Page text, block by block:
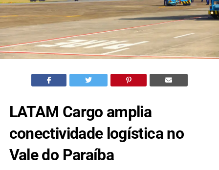
LATAM Cargo amplia
conectividade logística no
Vale do Paraíba